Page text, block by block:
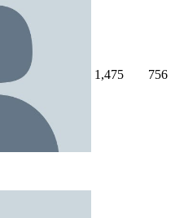
1,475 756